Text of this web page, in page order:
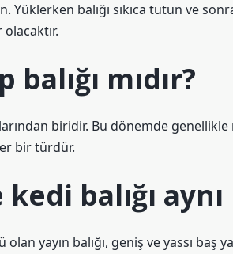
Yüklerken balığı sıkıca tutun ve
balığı mıdır?
biridir. Bu dönemde
bir türdür.
kedi balığı aynı
yayın balığı, geniş ve yassı baş